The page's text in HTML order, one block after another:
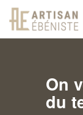
On
du